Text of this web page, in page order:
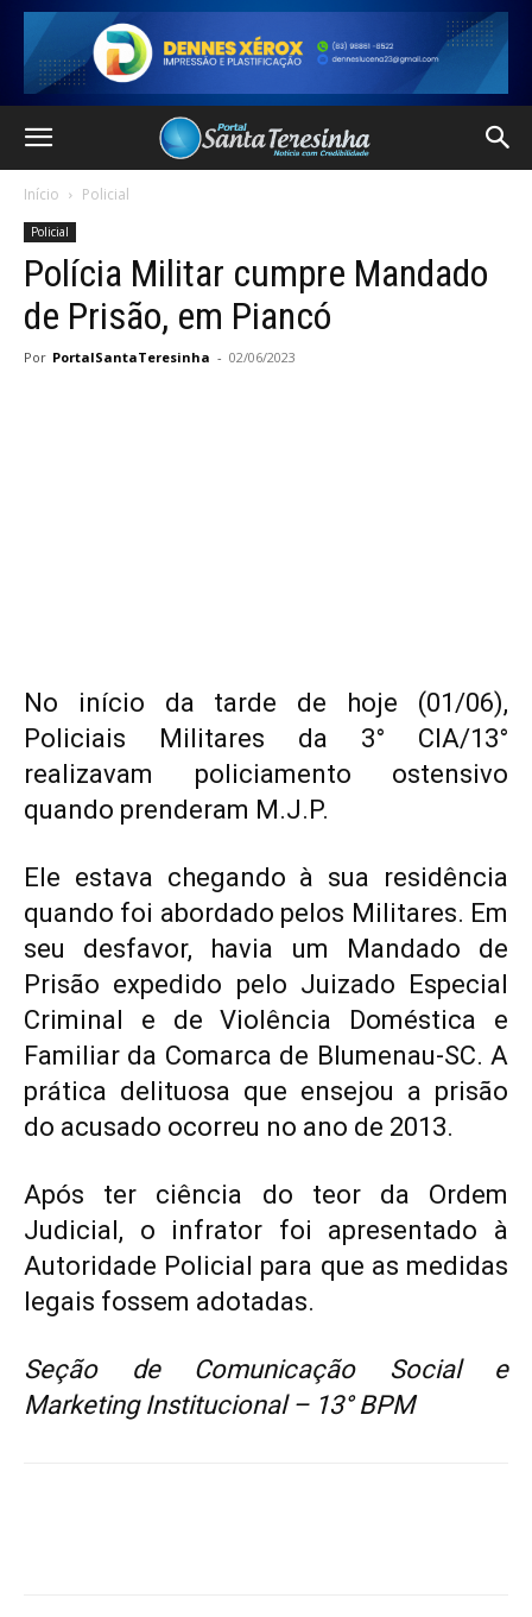
Início Policial
Policial
Polícia Militar cumpre Mandado
de Prisão, em Piancó
Por PortalSantaTeresinha - 02/06/2023
No início da tarde de hoje (01/06),
Policiais Militares da 3° CIA/13°
realizavam policiamento ostensivo
quando prenderam M.J.P.
Ele estava chegando à sua residência
quando foi abordado pelos Militares. Em
seu desfavor, havia um Mandado de
Prisão expedido pelo Juizado Especial
Criminal e de Violência Doméstica e
Familiar da Comarca de Blumenau-SC. A
prática delituosa que ensejou a prisão
do acusado ocorreu no ano de 2013.
Após ter ciência do teor da Ordem
Judicial, o infrator foi apresentado à
Autoridade Policial para que as medidas
legais fossem adotadas.
Seção de Comunicação Social e
Marketing Institucional – 13° BPM